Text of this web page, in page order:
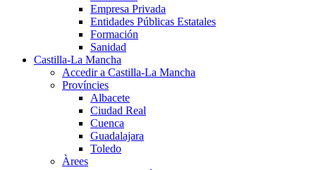
Empresa Privada
Entidades Públicas Estatales
Formación
Sanidad
Castilla-La Mancha
Accedir a Castilla-La Mancha
Províncies
Albacete
Ciudad Real
Cuenca
Guadalajara
Toledo
Àrees